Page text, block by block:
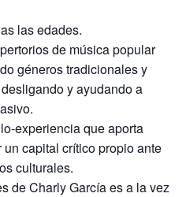
las edades.
de música popular
géneros tradicionales y
y ayudando a
experiencia que aporta
capital crítico propio ante
culturales.
de Charly García es a la vez